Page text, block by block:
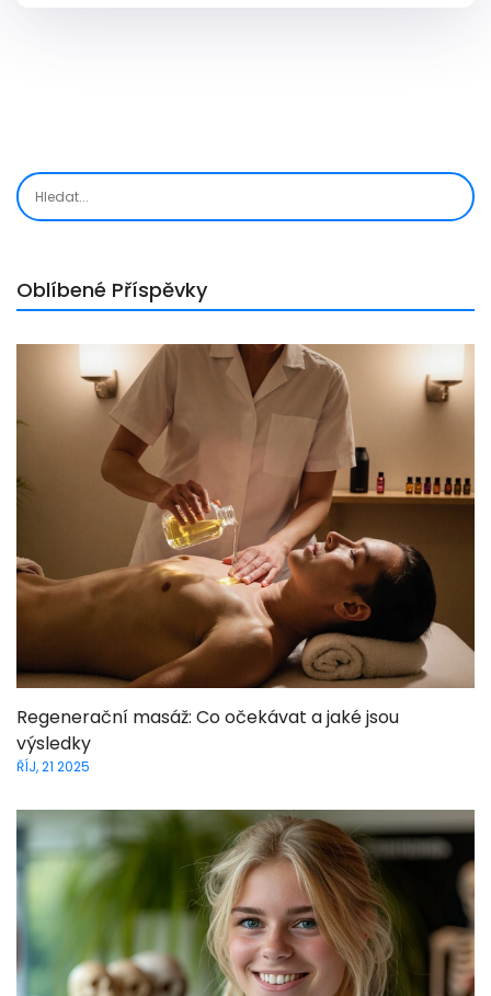
Oblíbené Příspěvky
Regenerační masáž: Co očekávat a jaké jsou
výsledky
ŘÍJ, 21 2025